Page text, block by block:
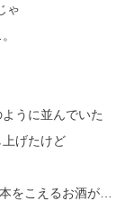
ゃ
うに並んでいた
げたけど
をこえるお酒が…